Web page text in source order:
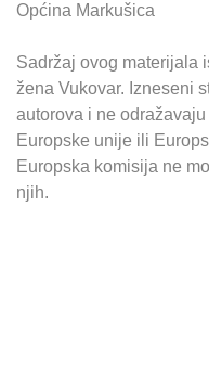
Općina Markušica
Sadržaj ovog materijala
žena Vukovar. Izneseni
autorova i ne
Europske unije ili
Europska komisija ne
njih.